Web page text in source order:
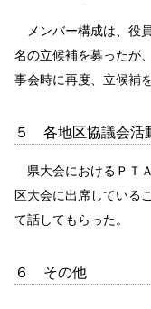
メンバー構成は、役
名の立候補を募ったが
事会時に再度、立候補
５ 各地区協議会活
県大会におけるＰＴ
区大会に出席している
て話してもらった。
６ その他